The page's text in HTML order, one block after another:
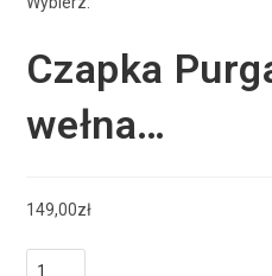
Czapka
wełna…
149,00zł